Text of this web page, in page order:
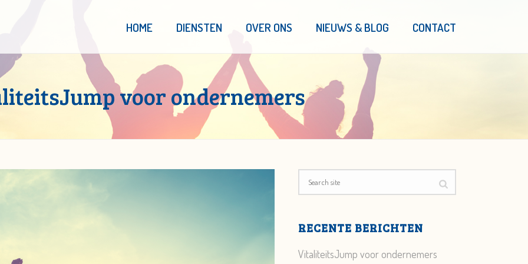
HOME DIENSTEN OVER ONS NIEUWS & BLOG CONTACT
voor ondernemers
RECENTE BERICHTEN
VitaliteitsJump voor ondernemers